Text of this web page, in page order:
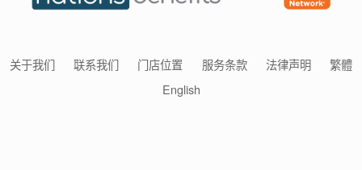
关于我们 联系我们 门店位置 服务条款 法律声明
繁體
English